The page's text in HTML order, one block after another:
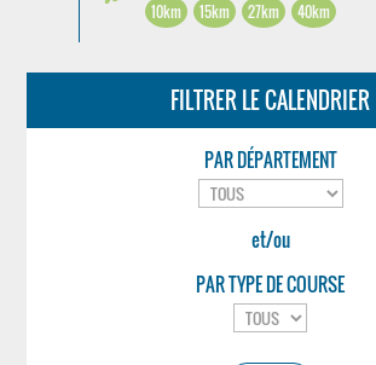
10km 15km 27km 40km
FILTRER LE CALENDRIER
PAR DÉPARTEMENT
et/ou
PAR TYPE DE COURSE